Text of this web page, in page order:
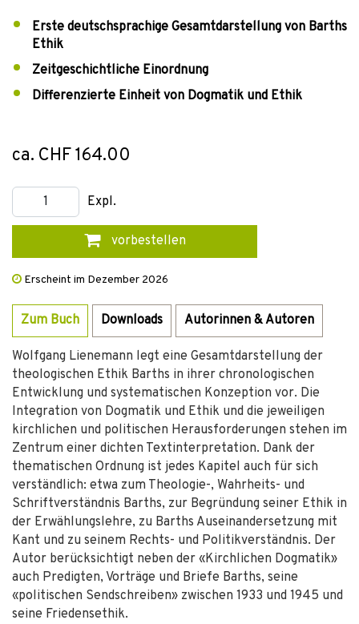
Erste deutschsprachige Gesamtdarstellung von Barths
Ethik
Zeitgeschichtliche Einordnung
Differenzierte Einheit von Dogmatik und Ethik
ca. CHF 164.00
Expl.
vorbestellen
Erscheint im Dezember 2026
Zum Buch Downloads Autorinnen & Autoren
Wolfgang Lienemann legt eine Gesamtdarstellung der
theologischen Ethik Barths in ihrer chronologischen
Entwicklung und systematischen Konzeption vor. Die
Integration von Dogmatik und Ethik und die jeweiligen
kirchlichen und politischen Herausforderungen stehen im
Zentrum einer dichten Textinterpretation. Dank der
thematischen Ordnung ist jedes Kapitel auch für sich
verständlich: etwa zum Theologie-, Wahrheits- und
Schriftverständnis Barths, zur Begründung seiner Ethik in
der Erwählungslehre, zu Barths Auseinandersetzung mit
Kant und zu seinem Rechts- und Politikverständnis. Der
Autor berücksichtigt neben der «Kirchlichen Dogmatik»
auch Predigten, Vorträge und Briefe Barths, seine
«politischen Sendschreiben» zwischen 1933 und 1945 und
seine Friedensethik.